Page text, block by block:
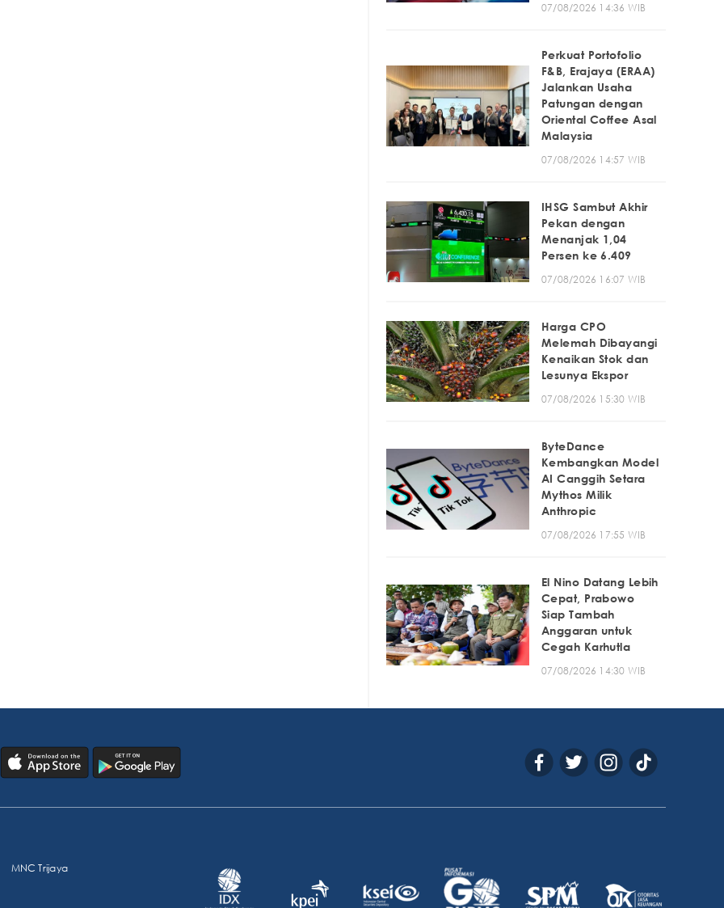
07/08/2026 14:36 WIB
Perkuat Portofolio
F&B, Erajaya (ERAA)
Jalankan Usaha
Patungan dengan
Oriental Coffee Asal
Malaysia
07/08/2026 14:57 WIB
IHSG Sambut Akhir
Pekan dengan
Menanjak 1,04
Persen ke 6.409
07/08/2026 16:07 WIB
Harga CPO
Melemah Dibayangi
Kenaikan Stok dan
Lesunya Ekspor
07/08/2026 15:30 WIB
ByteDance
Kembangkan Model
AI Canggih Setara
Mythos Milik
Anthropic
07/08/2026 17:55 WIB
El Nino Datang Lebih
Cepat, Prabowo
Siap Tambah
Anggaran untuk
Cegah Karhutla
07/08/2026 14:30 WIB
MNC Trijaya